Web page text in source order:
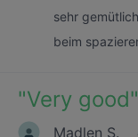
sehr
beim
"Very good"
Madlen S.